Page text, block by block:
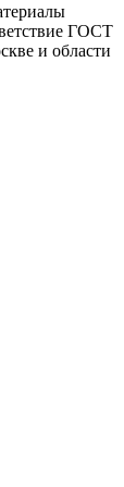
ГОСТ
и области